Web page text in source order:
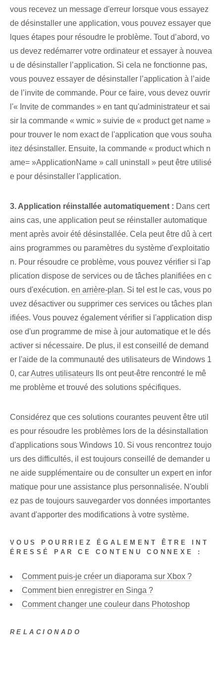
vous recevez un message d'erreur lorsque vous essayez
de désinstaller une application, vous pouvez essayer que
lques étapes pour résoudre le problème. Tout d’abord, vo
us devez redémarrer votre ordinateur et essayer à nouvea
u de désinstaller l’application. Si cela ne fonctionne pas,
vous pouvez essayer de désinstaller l’application à l’aide
de l’invite de commande. Pour ce faire, vous devez ouvrir
l'« Invite de commandes » en tant qu'administrateur et sai
sir la commande « wmic » suivie de « product get name »
pour trouver le nom exact de l'application que vous souha
itez désinstaller. Ensuite, la commande « product which⁤ n
ame= »ApplicationName »⁤ call uninstall »⁤ peut être utilisé
e pour désinstaller ‌l'application.
3. Application réinstallée ‌automatiquement : Dans cert
ains cas, une application peut se réinstaller automatique
ment après avoir été désinstallée. Cela peut être dû à cert
ains programmes ou paramètres du système d'exploitatio
n. Pour résoudre ce problème, vous pouvez vérifier si l'ap
plication dispose de services ou de tâches planifiées en c
ours d'exécution. en arrière-plan. Si tel est le cas, vous po
uvez désactiver ou supprimer ces services ou tâches plan
ifiées. Vous pouvez également vérifier si l'application disp
ose d'un programme de mise à jour automatique et le dés
activer si nécessaire. De plus, il est conseillé de demand
er l'aide de la communauté des utilisateurs de Windows 1
0, carAutres utilisateurs Ils ont peut-être rencontré le mê
me problème et trouvé des solutions spécifiques.
Considérez que ces solutions courantes peuvent être util
es pour résoudre les problèmes lors de la désinstallation
d'applications sous Windows 10. Si vous rencontrez toujo
urs des difficultés, il est toujours conseillé de demander u
ne aide supplémentaire ou de consulter un expert en infor
matique pour une assistance plus personnalisée. N'oubli
ez pas de toujours sauvegarder vos données importantes
avant d'apporter des modifications à votre système. ⁢
VOUS POURRIEZ ÉGALEMENT ÊTRE INT
ÉRESSÉ PAR CE CONTENU CONNEXE :
Comment puis-je créer un diaporama sur Xbox ?
Comment bien enregistrer en Singa ?
Comment changer une couleur dans Photoshop
RELACIONADO